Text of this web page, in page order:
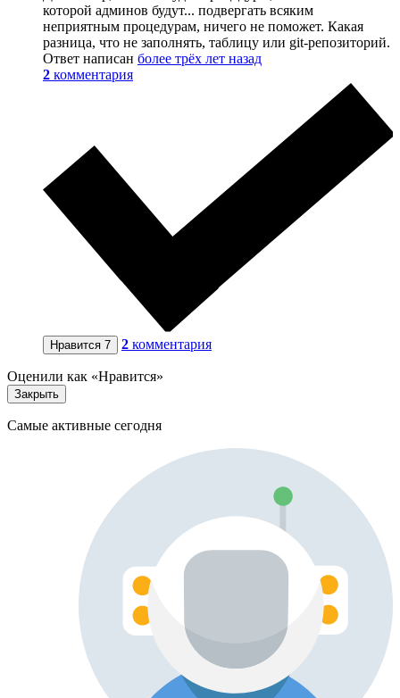
которой админов будут... подвергать всяким
неприятным процедурам, ничего не поможет. Какая
разница, что не заполнять, таблицу или git-репозиторий.
Ответ написан более трёх лет назад
2 комментария
Нравится 7 2 комментария
Оценили как «Нравится»
Закрыть
Самые активные сегодня